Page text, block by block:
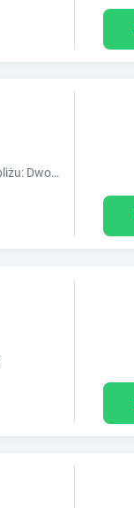
Apartament dwupokojowy w samym centrum Warszawy. W pobliżu: Dworzec Centralny, Złote Tarasy i Rondo ONZ.